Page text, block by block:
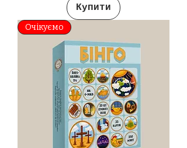
Купити
Очікуємо